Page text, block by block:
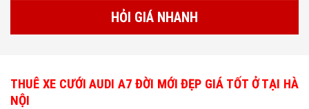
HỎI GIÁ NHANH
THUÊ XE CƯỚI AUDI A7 ĐỜI MỚI ĐẸP GIÁ TỐT Ở TẠI HÀ
NỘI